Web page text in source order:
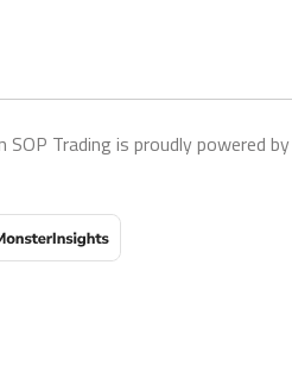
SOP Trading is proudly powered by